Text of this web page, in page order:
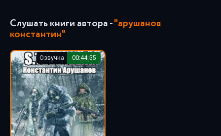
Слушать книги автора -"арушанов
константин"
Озвучка 00:44:55